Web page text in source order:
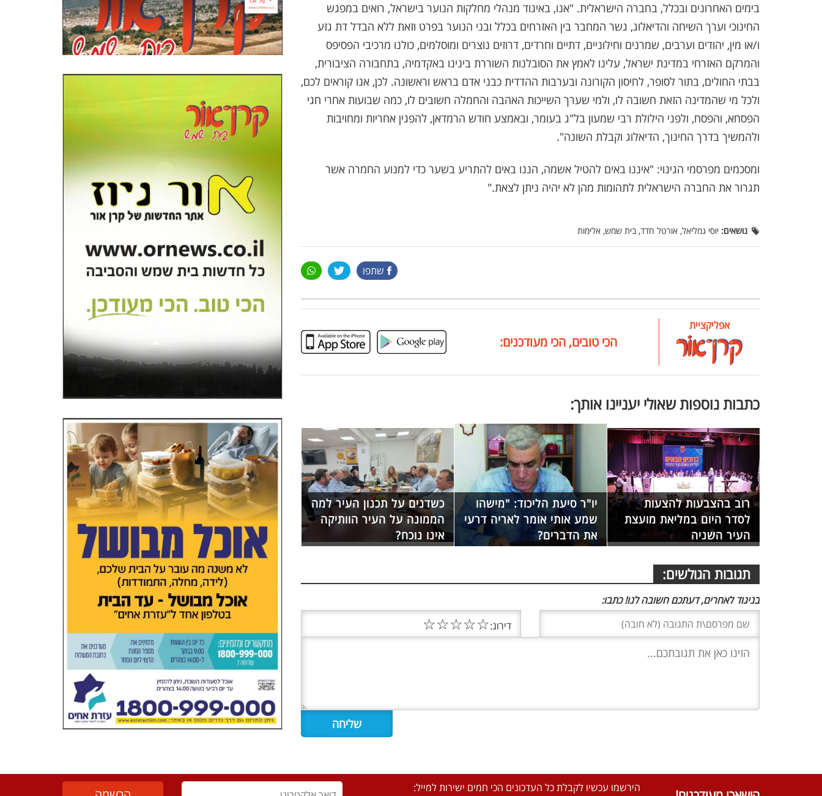
בימים האחרונים ובכלל, בחברה הישראלית. "אנו, באיגוד מנהלי מחלקות הנוער בישראל, רואים במפגש
החינוכי וערך השיחה והדיאלוג, גשר המחבר בין האזרחים בכלל ובני הנוער בפרט וזאת ללא הבדל דת גזע
ו/או מין, יהודים וערבים, שמרנים וחילוניים, דתיים וחרדים, דרוזים נוצרים ומוסלמים, כולנו מרכיבי הפסיפס
והמרקם האזרחי במדינת ישראל, עלינו לאמץ את הסובלנות השוררת בינינו באקדמיה, בתחבורה הציבורית,
בבתי החולים, בתור לסופר, לחיסון הקורונה ובערבות ההדדית כבני אדם בראש וראשונה. לכן, אנו קוראים לכם,
ולכל מי שהמדינה הזאת חשובה לו, ולמי שערך השייכות האהבה והחמלה חשובים לו, כמה שבועות אחרי חגי
הפסחא, והפסח, ולפני הילולת רבי שמעון בל"ג בעומר, ובאמצע חודש הרמדאן, להפגין אחריות ומחויבות
ולהמשיך בדרך החינוך, הדיאלוג וקבלת השונה".
ומסכמים מפרסמי הגינוי: "איננו באים להטיל אשמה, הננו באים להתריע בשער כדי למנוע החמרה אשר
תגרור את החברה הישראלית לתהומות מהן לא יהיה ניתן לצאת."
נושאים: יוסי גמליאל, אורטל חדד, בית שמש, אלימות
שתפו
אפליקציית
הכי טובים, הכי מעודכנים:
כתבות נוספות שאולי יעניינו אותך:
רוב בהצבעות להצעות
לסדר היום במליאת מועצת
העיר השניה
יו"ר סיעת הליכוד: "מישהו
שמע אותי אומר לאריה דרעי
את הדברים?
כשדנים על תכנון העיר למה
הממונה על העיר הוותיקה
אינו נוכח?
תגובות הגולשים:
בניגוד לאחרים, דעתכם חשובה לנו! כתבו:
דירוג:☆
☆
☆
☆
☆
הירשמו עכשיו לקבלת כל העדכונים הכי חמים ישירות למייל: